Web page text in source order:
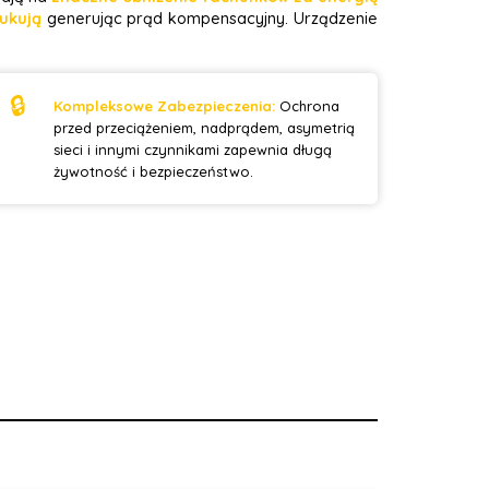
generując prąd kompensacyjny. Urządzenie
🔒 Kompleksowe Zabezpieczenia: Ochrona
przed przeciążeniem, nadprądem, asymetrią
sieci i innymi czynnikami zapewnia długą
żywotność i bezpieczeństwo.